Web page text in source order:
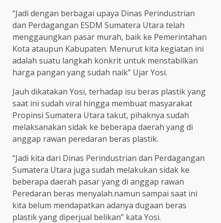
“Jadi dengan berbagai upaya Dinas Perindustrian
dan Perdagangan ESDM Sumatera Utara telah
menggaungkan pasar murah, baik ke Pemerintahan
Kota ataupun Kabupaten. Menurut kita kegiatan ini
adalah suatu langkah konkrit untuk menstabilkan
harga pangan yang sudah naik” Ujar Yosi.
Jauh dikatakan Yosi, terhadap isu beras plastik yang
saat ini sudah viral hingga membuat masyarakat
Propinsi Sumatera Utara takut, pihaknya sudah
melaksanakan sidak ke beberapa daerah yang di
anggap rawan peredaran beras plastik.
“Jadi kita dari Dinas Perindustrian dan Perdagangan
Sumatera Utara juga sudah melakukan sidak ke
beberapa daerah pasar yang di anggap rawan
Peredaran beras menyalah.namun sampai saat ini
kita belum mendapatkan adanya dugaan beras
plastik yang diperjual belikan” kata Yosi.